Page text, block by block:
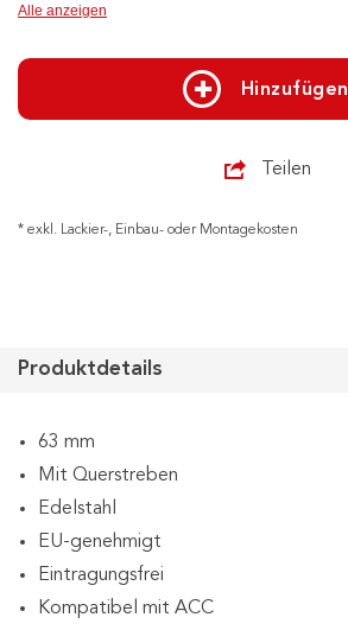
Alle anzeigen
Hinzufügen
Teilen
* exkl. Lackier-, Einbau- oder Montagekosten
Produktdetails
63 mm
Mit Querstreben
Edelstahl
EU-genehmigt
Eintragungsfrei
Kompatibel mit ACC